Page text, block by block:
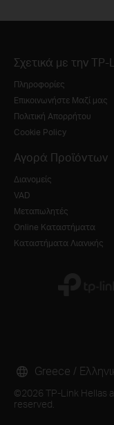
Σχετικά με την TP-
Πληροφορίες
Επικοινωνήστε Μαζί μας
Πολιτική Απορρήτου
Cookie Policy
Αγορά Προϊόντων
Διανομείς
VAD
Μεταπωλητές
Online Καταστήματα
Καταστήματα Λιανικής
©2026 TP-Link Hellas
reserved.
Greece /